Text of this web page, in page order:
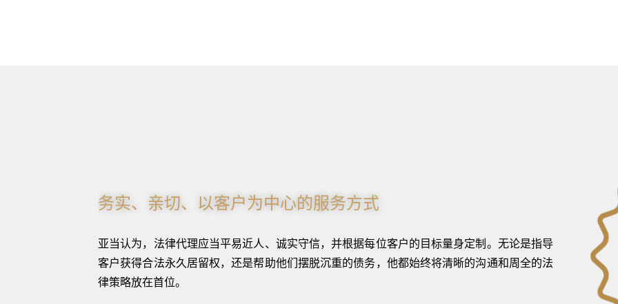
务实、亲切、以客户为中心的服务方式
亚当认为，法律代理应当平易近人、诚实守信，并根据每位客户的目标量身定制。无论是指导
客户获得合法永久居留权，还是帮助他们摆脱沉重的债务，他都始终将清晰的沟通和周全的法
律策略放在首位。